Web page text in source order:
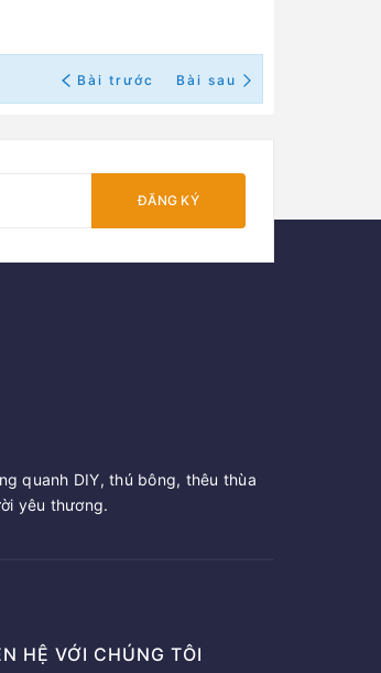
Bài trước Bài sau
ĐĂNG KÝ
quanh DIY, thú bông, thêu thùa
yêu thương.
HỆ VỚI CHÚNG TÔI